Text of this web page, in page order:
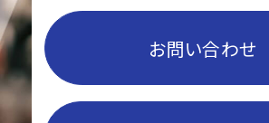
お問い合わせ